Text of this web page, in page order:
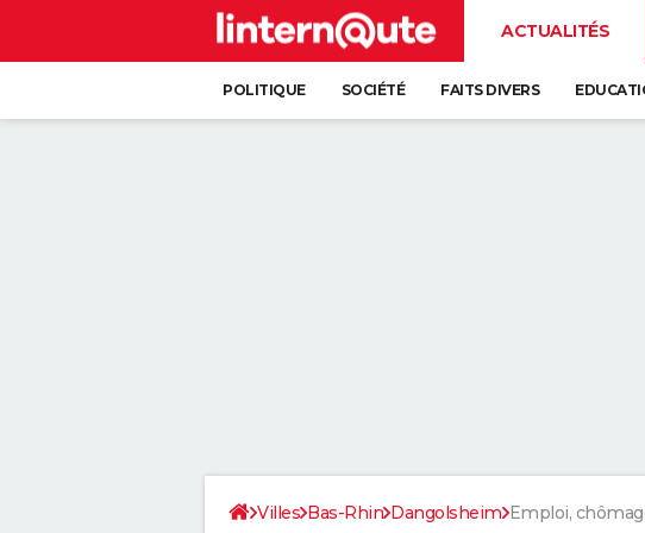
ACTUALITÉS
POLITIQUE SOCIÉTÉ FAITS DIVERS
Villes Bas-Rhin Dangolsheim Emploi,